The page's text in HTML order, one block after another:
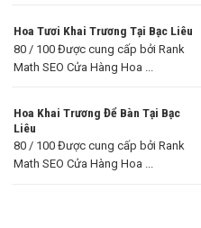
Hoa Tươi Khai Trương Tại Bạc Liêu
80 / 100 Được cung cấp bởi Rank
Math SEO Cửa Hàng Hoa ...
Hoa Khai Trương Để Bàn Tại Bạc
Liêu
80 / 100 Được cung cấp bởi Rank
Math SEO Cửa Hàng Hoa ...